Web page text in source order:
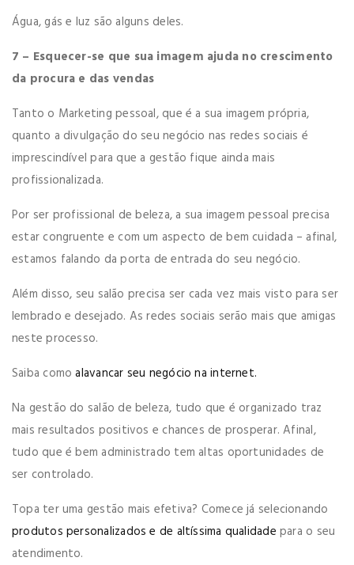
Água, gás e luz são alguns deles.
7 – Esquecer-se que sua imagem ajuda no crescimento
da procura e das vendas
Tanto o Marketing pessoal, que é a sua imagem própria,
quanto a divulgação do seu negócio nas redes sociais é
imprescindível para que a gestão fique ainda mais
profissionalizada.
Por ser profissional de beleza, a sua imagem pessoal precisa
estar congruente e com um aspecto de bem cuidada – afinal,
estamos falando da porta de entrada do seu negócio.
Além disso, seu salão precisa ser cada vez mais visto para ser
lembrado e desejado. As redes sociais serão mais que amigas
neste processo.
Saiba comoalavancar seu negócio na internet.
Na gestão do salão de beleza, tudo que é organizado traz
mais resultados positivos e chances de prosperar. Afinal,
tudo que é bem administrado tem altas oportunidades de
ser controlado.
Topa ter uma gestão mais efetiva? Comece já selecionando
produtos personalizados e de altíssima qualidade para o seu
atendimento.